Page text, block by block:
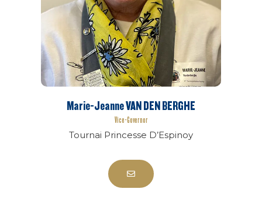
Marie-Jeanne VAN DEN BERGHE
Vice-Governor
Tournai Princesse D’Espinoy